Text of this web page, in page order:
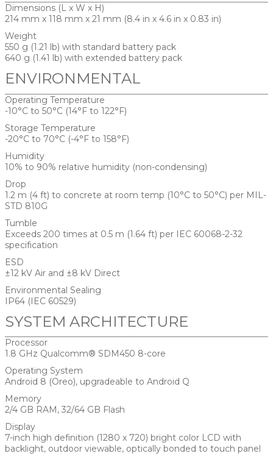
Dimensions (L x W x H)
214 mm x 118 mm x 21 mm (8.4 in x 4.6 in x 0.83 in)
Weight
550 g (1.21 lb) with standard battery pack
640 g (1.41 lb) with extended battery pack
ENVIRONMENTAL
Operating Temperature
-10°C to 50°C (14°F to 122°F)
Storage Temperature
-20°C to 70°C (-4°F to 158°F)
Humidity
10% to 90% relative humidity (non-condensing)
Drop
1.2 m (4 ft) to concrete at room temp (10°C to 50°C) per MIL-
STD 810G
Tumble
Exceeds 200 times at 0.5 m (1.64 ft) per IEC 60068-2-32
specification
ESD
±12 kV Air and ±8 kV Direct
Environmental Sealing
IP64 (IEC 60529)
SYSTEM ARCHITECTURE
Processor
1.8 GHz Qualcomm® SDM450 8-core
Operating System
Android 8 (Oreo), upgradeable to Android Q
Memory
2/4 GB RAM, 32/64 GB Flash
Display
7-inch high definition (1280 x 720) bright color LCD with
backlight, outdoor viewable, optically bonded to touch panel